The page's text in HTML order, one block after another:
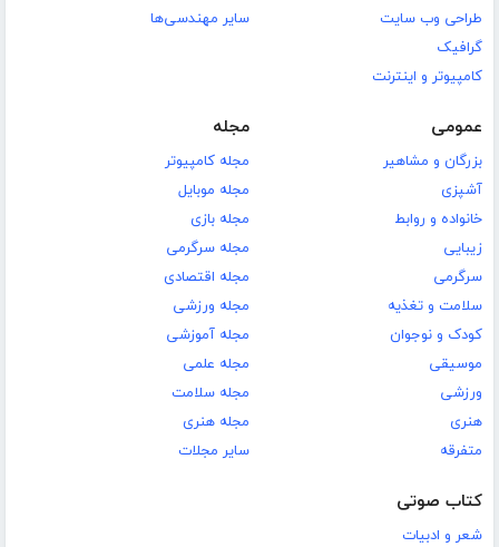
طراحی وب سایت
گرافیک
کامپیوتر و اینترنت
سایر مهندسی‌ها
عمومی
بزرگان و مشاهیر
آشپزی
خانواده و روابط
زیبایی
سرگرمی
سلامت و تغذیه
کودک و نوجوان
موسیقی
ورزشی
هنری
متفرقه
مجله
مجله کامپیوتر
مجله موبایل
مجله بازی
مجله سرگرمی
مجله اقتصادی
مجله ورزشی
مجله آموزشی
مجله علمی
مجله سلامت
مجله هنری
سایر مجلات
کتاب صوتی
شعر و ادبیات